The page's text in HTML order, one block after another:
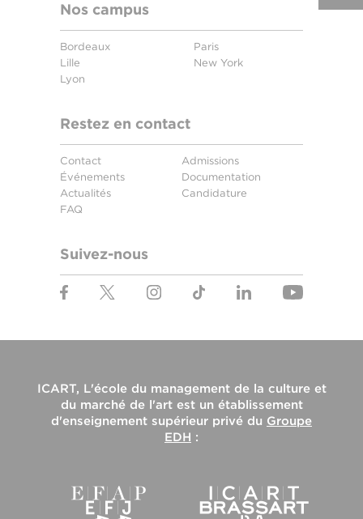
Nos campus
Bordeaux
Lille
Lyon
Paris
New York
Restez en contact
Contact
Événements
Actualités
FAQ
Admissions
Documentation
Candidature
Suivez-nous
ICART, L'école du management de la culture et
du marché de l'artest un établissement
d'enseignement supérieur privé du Groupe
EDH :